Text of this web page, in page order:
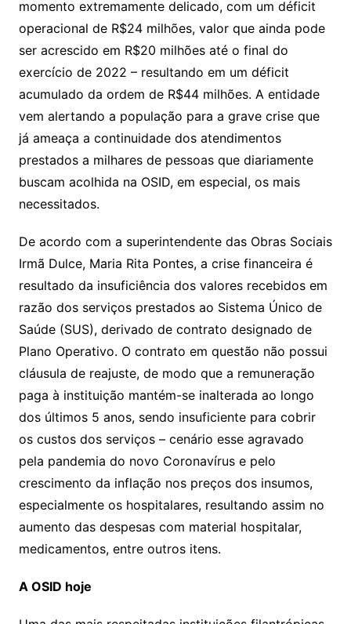
momento extremamente delicado, com um déficit
operacional de R$24 milhões, valor que ainda pode
ser acrescido em R$20 milhões até o final do
exercício de 2022 – resultando em um déficit
acumulado da ordem de R$44 milhões. A entidade
vem alertando a população para a grave crise que
já ameaça a continuidade dos atendimentos
prestados a milhares de pessoas que diariamente
buscam acolhida na OSID, em especial, os mais
necessitados.
De acordo com a superintendente das Obras Sociais
Irmã Dulce, Maria Rita Pontes, a crise financeira é
resultado da insuficiência dos valores recebidos em
razão dos serviços prestados ao Sistema Único de
Saúde (SUS), derivado de contrato designado de
Plano Operativo. O contrato em questão não possui
cláusula de reajuste, de modo que a remuneração
paga à instituição mantém-se inalterada ao longo
dos últimos 5 anos, sendo insuficiente para cobrir
os custos dos serviços – cenário esse agravado
pela pandemia do novo Coronavírus e pelo
crescimento da inflação nos preços dos insumos,
especialmente os hospitalares, resultando assim no
aumento das despesas com material hospitalar,
medicamentos, entre outros itens.
A OSID hoje